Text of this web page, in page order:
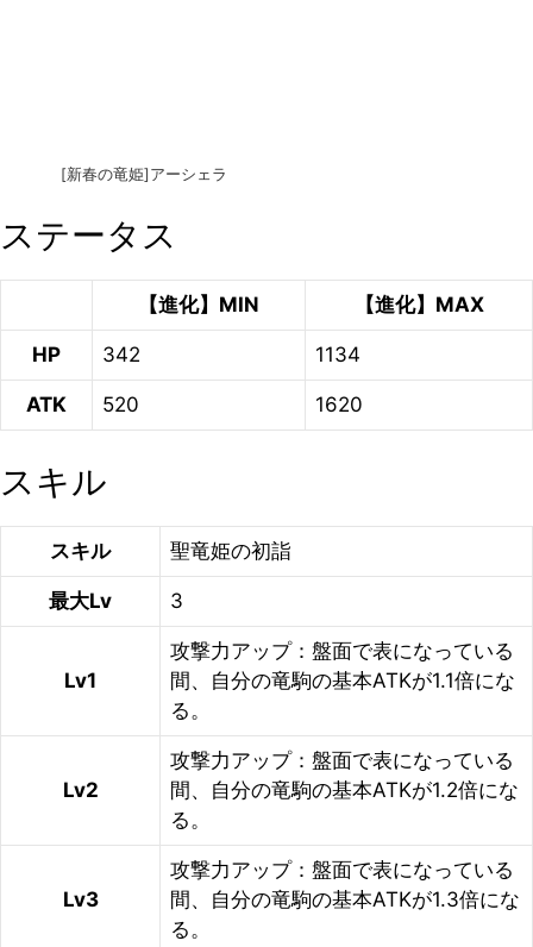
[新春の竜姫]アーシェラ
ステータス
【進化】MIN 【進化】MAX
HP 342 1134
ATK 520 1620
スキル
スキル 聖竜姫の初詣
最大Lv 3
Lv1
攻撃力アップ：盤面で表になっている
間、自分の竜駒の基本ATKが1.1倍にな
る。
Lv2
攻撃力アップ：盤面で表になっている
間、自分の竜駒の基本ATKが1.2倍にな
る。
Lv3
攻撃力アップ：盤面で表になっている
間、自分の竜駒の基本ATKが1.3倍にな
る。